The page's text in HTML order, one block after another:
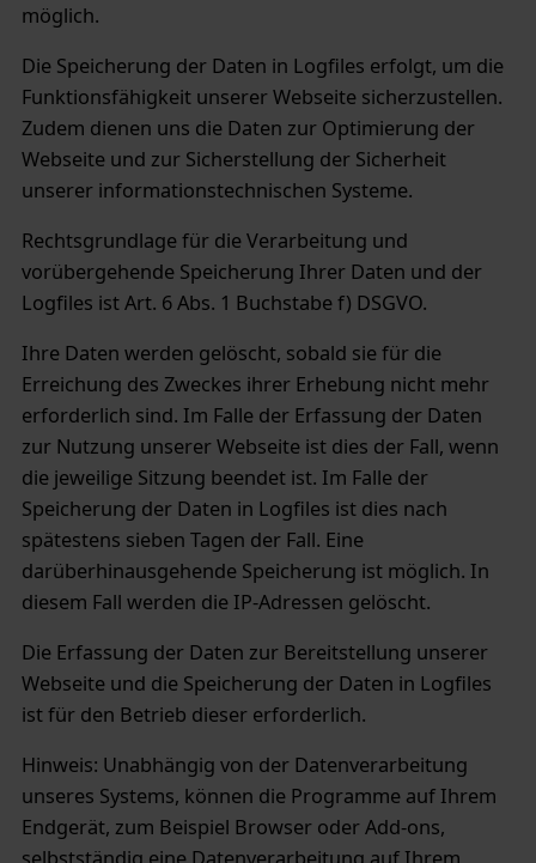
möglich.
Die Speicherung der Daten in Logfiles erfolgt, um die
Funktionsfähigkeit unserer Webseite sicherzustellen.
Zudem dienen uns die Daten zur Optimierung der
Webseite und zur Sicherstellung der Sicherheit
unserer informationstechnischen Systeme.
Rechtsgrundlage für die Verarbeitung und
vorübergehende Speicherung Ihrer Daten und der
Logfiles ist Art. 6 Abs. 1 Buchstabe f) DSGVO.
Ihre Daten werden gelöscht, sobald sie für die
Erreichung des Zweckes ihrer Erhebung nicht mehr
erforderlich sind. Im Falle der Erfassung der Daten
zur Nutzung unserer Webseite ist dies der Fall, wenn
die jeweilige Sitzung beendet ist. Im Falle der
Speicherung der Daten in Logfiles ist dies nach
spätestens sieben Tagen der Fall. Eine
darüberhinausgehende Speicherung ist möglich. In
diesem Fall werden die IP-Adressen gelöscht.
Die Erfassung der Daten zur Bereitstellung unserer
Webseite und die Speicherung der Daten in Logfiles
ist für den Betrieb dieser erforderlich.
Hinweis: Unabhängig von der Datenverarbeitung
unseres Systems, können die Programme auf Ihrem
Endgerät, zum Beispiel Browser oder Add-ons,